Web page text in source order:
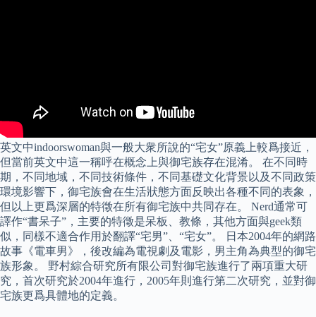
英文中indoorswoman與一般大衆所說的“宅女”原義上較爲接近，
但當前英文中這一稱呼在概念上與御宅族存在混淆。 在不同時
期，不同地域，不同技術條件，不同基礎文化背景以及不同政策
環境影響下，御宅族會在生活狀態方面反映出各種不同的表象，
但以上更爲深層的特徵在所有御宅族中共同存在。 Nerd通常可
譯作“書呆子”，主要的特徵是呆板、教條，其他方面與geek類
似，同樣不適合作用於翻譯“宅男”、“宅女”。 日本2004年的網路
故事《電車男》，後改編為電視劇及電影，男主角為典型的御宅
族形象。 野村綜合研究所有限公司對御宅族進行了兩項重大研
究，首次研究於2004年進行，2005年則進行第二次研究，並對御
宅族更爲具體地的定義。